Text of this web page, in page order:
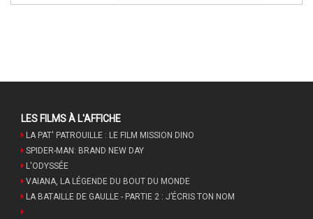
LES FILMS À L'AFFICHE
LA PAT' PATROUILLE : LE FILM MISSION DINO
SPIDER-MAN: BRAND NEW DAY
L'ODYSSÉE
VAIANA, LA LÉGENDE DU BOUT DU MONDE
LA BATAILLE DE GAULLE - PARTIE 2 : J’ÉCRIS TON NOM